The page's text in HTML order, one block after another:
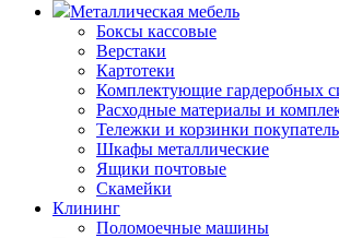
Металлическая мебель
Боксы кассовые
Верстаки
Картотеки
Комплектующие гардеробных
Расходные материалы и
Тележки и корзинки
Шкафы металлические
Ящики почтовые
Скамейки
Клининг
Поломоечные машины